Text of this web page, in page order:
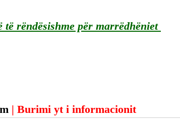
rëndësishme për marrëdhëniet
| Burimi yt i informacionit